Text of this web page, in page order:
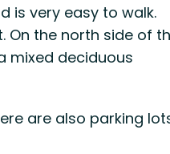
is very easy to walk.
On the north side of
mixed deciduous
are also parking